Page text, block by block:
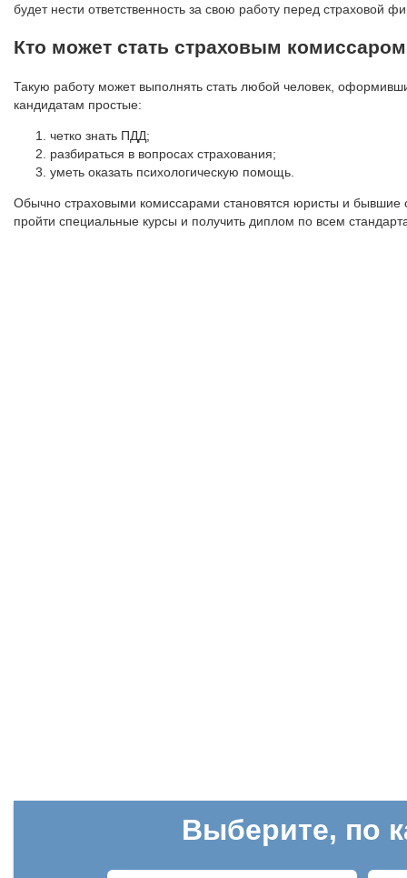
будет нести ответственность за свою работу перед страховой
Кто может стать страховым
Такую работу может выполнять стать любой человек,
кандидатам простые:
четко знать ПДД;
разбираться в вопросах страхования;
уметь оказать психологическую помощь.
Обычно страховыми комиссарами становятся юристы и бывшие
пройти специальные курсы и получить диплом по всем